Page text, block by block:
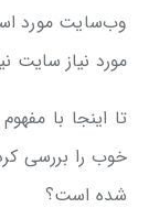
وب‌سایت مورد
مورد نیاز سایت
تا اینجا با
خوب را بررسی
شده است؟